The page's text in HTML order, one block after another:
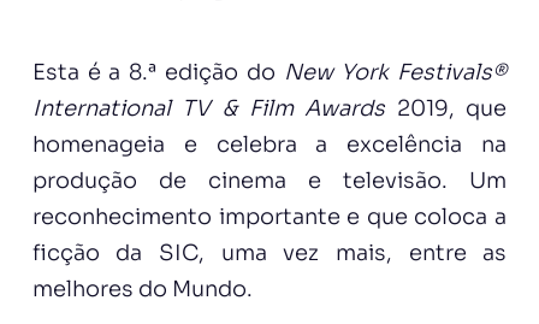
Esta é a 8.ª edição do New York Festivals®
International TV & Film Awards 2019, que
homenageia e celebra a excelência na
produção de cinema e televisão. Um
reconhecimento importante e que coloca a
ficção da SIC, uma vez mais, entre as
melhores do Mundo.